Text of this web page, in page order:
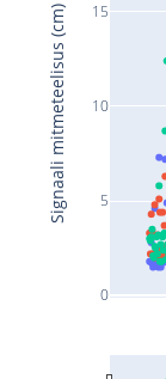
0
5
10
15
Signaali mitmeteelisus (cm)